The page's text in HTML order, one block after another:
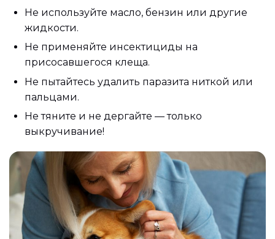
Не используйте масло, бензин или другие
жидкости.
Не применяйте инсектициды на
присосавшегося клеща.
Не пытайтесь удалить паразита ниткой или
пальцами.
Не тяните и не дергайте — только
выкручивание!